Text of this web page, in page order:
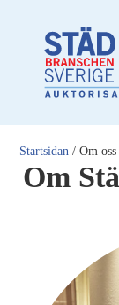
Startsidan /Om oss
Om